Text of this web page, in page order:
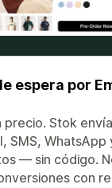
espera por
Stok
SMS,
— sin código.
con